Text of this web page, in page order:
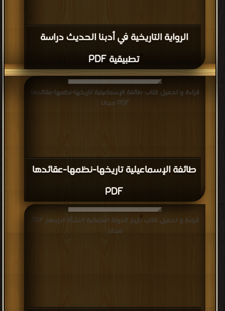
الرواية التاريخية في أدبنا الحديث دراسة
تطبيقية PDF
طائفة الإسماعيلية تاريخها-نظمها-عقائدها
PDF
قراءة و تحميل كتاب طائفة الإسماعيلية تاريخها-نظمها-عقائدها
PDF مجانا
قراءة و تحميل كتاب تاريخ الدولة العثمانية النشأة الازدهار PDF
مجانا